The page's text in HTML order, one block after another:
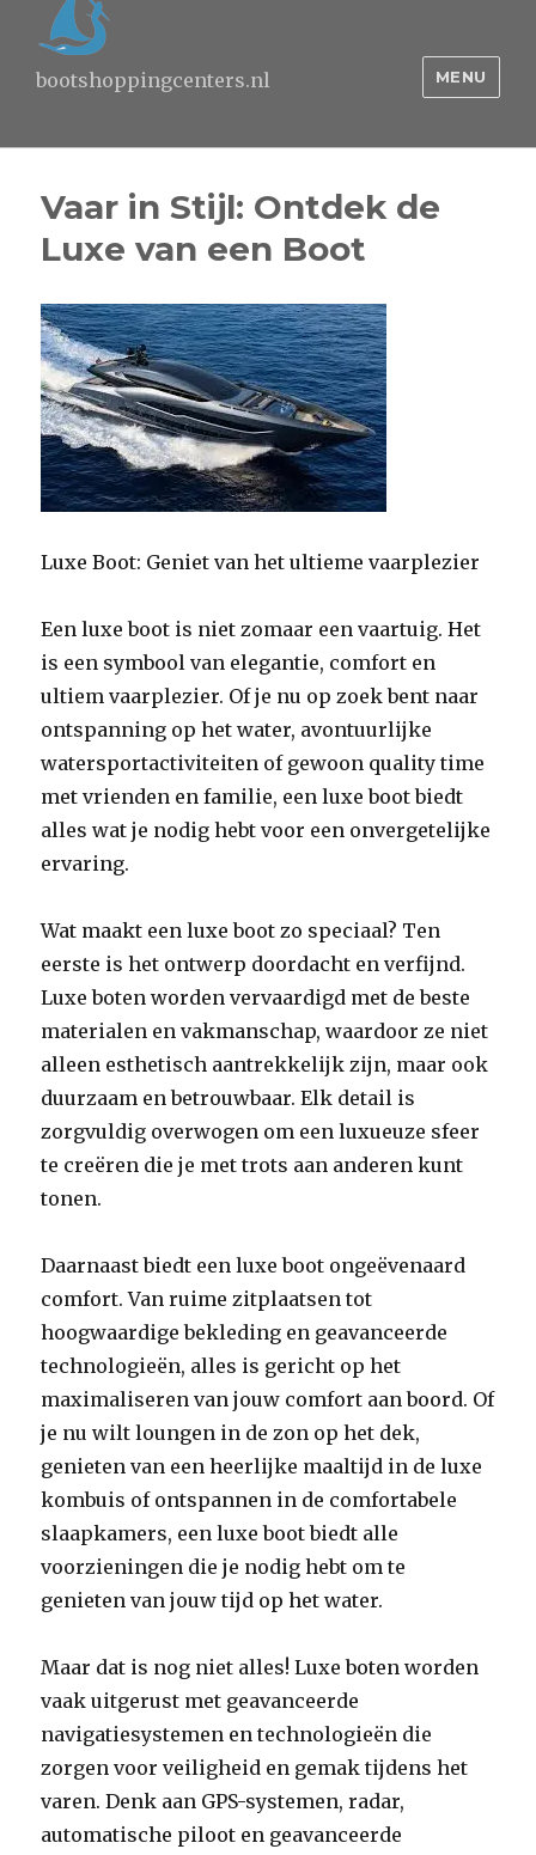
bootshoppingcenters.nl MENU
Vaar in Stijl: Ontdek de
Luxe van een Boot
Luxe Boot: Geniet van het ultieme vaarplezier
Een luxe boot is niet zomaar een vaartuig. Het
is een symbool van elegantie, comfort en
ultiem vaarplezier. Of je nu op zoek bent naar
ontspanning op het water, avontuurlijke
watersportactiviteiten of gewoon quality time
met vrienden en familie, een luxe boot biedt
alles wat je nodig hebt voor een onvergetelijke
ervaring.
Wat maakt een luxe boot zo speciaal? Ten
eerste is het ontwerp doordacht en verfijnd.
Luxe boten worden vervaardigd met de beste
materialen en vakmanschap, waardoor ze niet
alleen esthetisch aantrekkelijk zijn, maar ook
duurzaam en betrouwbaar. Elk detail is
zorgvuldig overwogen om een luxueuze sfeer
te creëren die je met trots aan anderen kunt
tonen.
Daarnaast biedt een luxe boot ongeëvenaard
comfort. Van ruime zitplaatsen tot
hoogwaardige bekleding en geavanceerde
technologieën, alles is gericht op het
maximaliseren van jouw comfort aan boord. Of
je nu wilt loungen in de zon op het dek,
genieten van een heerlijke maaltijd in de luxe
kombuis of ontspannen in de comfortabele
slaapkamers, een luxe boot biedt alle
voorzieningen die je nodig hebt om te
genieten van jouw tijd op het water.
Maar dat is nog niet alles! Luxe boten worden
vaak uitgerust met geavanceerde
navigatiesystemen en technologieën die
zorgen voor veiligheid en gemak tijdens het
varen. Denk aan GPS-systemen, radar,
automatische piloot en geavanceerde